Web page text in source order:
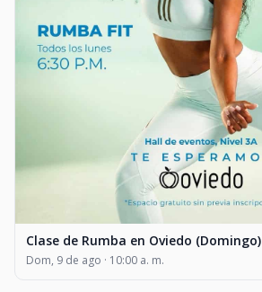
Clase de Rumba en Oviedo (Domingo)
Dom, 9 de ago · 10:00 a. m.